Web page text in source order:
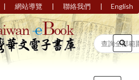
| 網站導覽 | 聯絡我們 | English